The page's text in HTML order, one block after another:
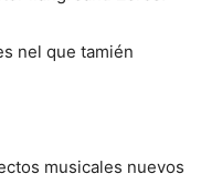
nel que tamién
musicales nuevos